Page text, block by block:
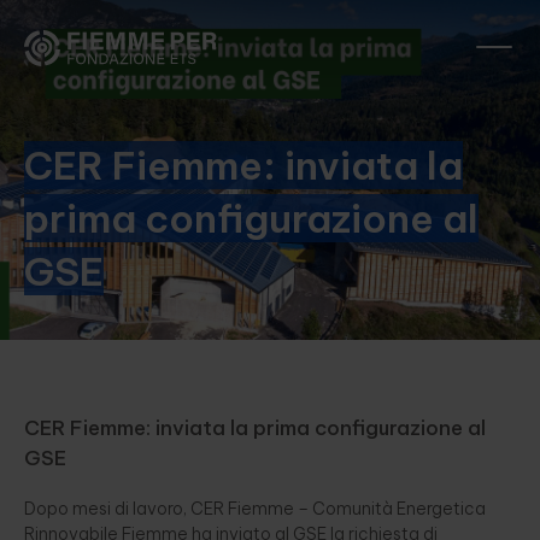
CER Fiemme: inviata la
prima configurazione al
GSE
CER Fiemme: inviata la prima configurazione al
GSE
Dopo mesi di lavoro, CER Fiemme – Comunità Energetica
Rinnovabile Fiemme ha inviato al GSE la richiesta di